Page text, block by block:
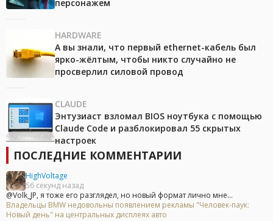
персонажем
HARDWARE
А вы знали, что первый ethernet-кабель был
ярко-жёлтым, чтобы никто случайно не
просверлил силовой провод
CLAUDE
Энтузиаст взломал BIOS ноутбука с помощью
Claude Code и разблокировал 55 скрытых
настроек
ПОСЛЕДНИЕ КОММЕНТАРИИ
HighVoltage
56 секунд назад
@Volk_JP, я тоже его разглядел, но новый формат лично мне...
Владельцы BMW недовольны появлением рекламы "Человек-паук:
Новый день" на центральных дисплеях авто